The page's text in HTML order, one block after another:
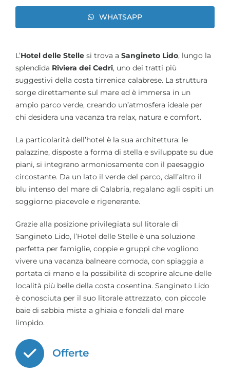
WHATSAPP
L’Hotel delle Stelle si trova a Sangineto Lido, lungo la
splendida Riviera dei Cedri, uno dei tratti più
suggestivi della costa tirrenica calabrese. La struttura
sorge direttamente sul mare ed è immersa in un
ampio parco verde, creando un’atmosfera ideale per
chi desidera una vacanza tra relax, natura e comfort.
La particolarità dell’hotel è la sua architettura: le
palazzine, disposte a forma di stella e sviluppate su due
piani, si integrano armoniosamente con il paesaggio
circostante. Da un lato il verde del parco, dall’altro il
blu intenso del mare di Calabria, regalano agli ospiti un
soggiorno piacevole e rigenerante.
Grazie alla posizione privilegiata sul litorale di
Sangineto Lido, l’Hotel delle Stelle è una soluzione
perfetta per famiglie, coppie e gruppi che vogliono
vivere una vacanza balneare comoda, con spiaggia a
portata di mano e la possibilità di scoprire alcune delle
località più belle della costa cosentina. Sangineto Lido
è conosciuta per il suo litorale attrezzato, con piccole
baie di sabbia mista a ghiaia e fondali dal mare
limpido.
Offerte